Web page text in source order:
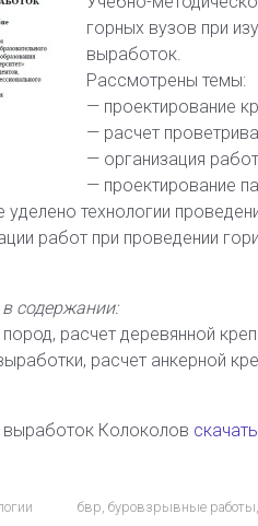
горных вузов при
выработок.
Рассмотрены темы:
— проектирование
— расчет
— организация
— проектирование
технологии
работ при проведении
содержании:
расчет деревянной
расчет анкерной
выработок Колоколов скачать
бвр,буровзрывные работы,